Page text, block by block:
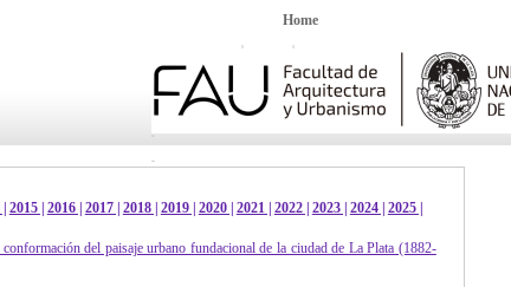
Home
| 2015 | 2016 | 2017 | 2018 | 2019 | 2020 | 2021 | 2022 | 2023 | 2024 | 2025 |
del paisaje urbano fundacional de la ciudad de La Plata (1882-